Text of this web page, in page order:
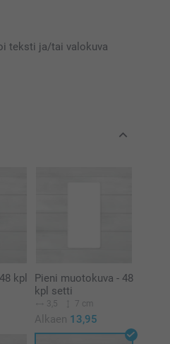
teksti ja/tai valokuva
kpl
Pieni muotokuva - 48
kpl setti
3,5 7 cm
Alkaen 13,95